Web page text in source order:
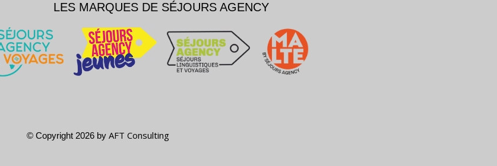
LES MARQUES DE SÉJOURS AGENCY
© Copyright 2026 by AFT Consulting